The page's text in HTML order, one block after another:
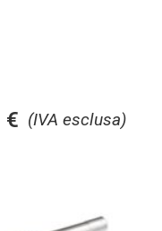
(IVA esclusa)
€